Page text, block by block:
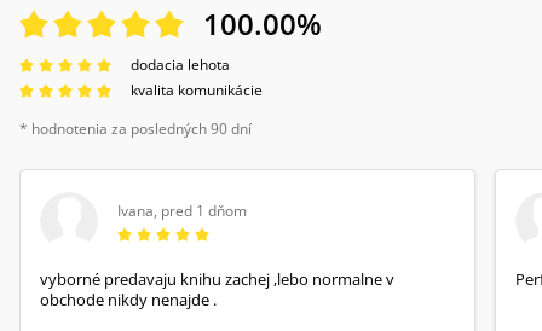
100.00%
dodacia lehota
kvalita komunikácie
* hodnotenia za posledných 90 dní
Ivana, pred 1 dňom
vyborné predavaju knihu zachej ,lebo normalne v
obchode nikdy nenajde .